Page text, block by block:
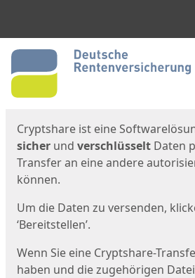
Start
Cryptshare ist eine
sicher und verschlüsselt Daten
Transfer an eine andere
können.
Um die Daten zu versenden,
‘Bereitstellen’.
Wenn Sie eine Cryptshare-
haben und die zugehörigen